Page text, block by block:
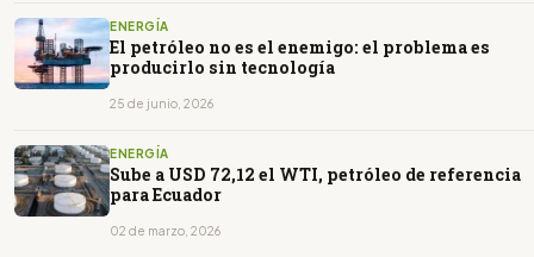
ENERGÍA
El petróleo no es el enemigo: el problema es
producirlo sin tecnología
25 de junio, 2026
ENERGÍA
Sube a USD 72,12 el WTI, petróleo de referencia
para Ecuador
02 de marzo, 2026